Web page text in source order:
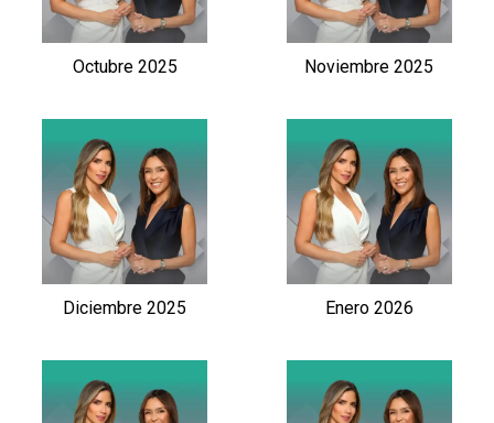
Octubre 2025 Noviembre 2025
Diciembre 2025 Enero 2026